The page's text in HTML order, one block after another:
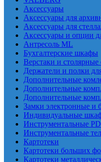
Аксессуары
Аксессуары для
Аксессуары для
Аксессуары и опции
Антресоль ML
Бухгалтерские шкафы
Верстаки и столярные
Держатели и полки
Дополнительные
Дополнительные
Дополнительные
Замки электронные и
Индивидуальные
Инструментальные
Инструментальные
Картотеки
Картотеки больших
Картотеки